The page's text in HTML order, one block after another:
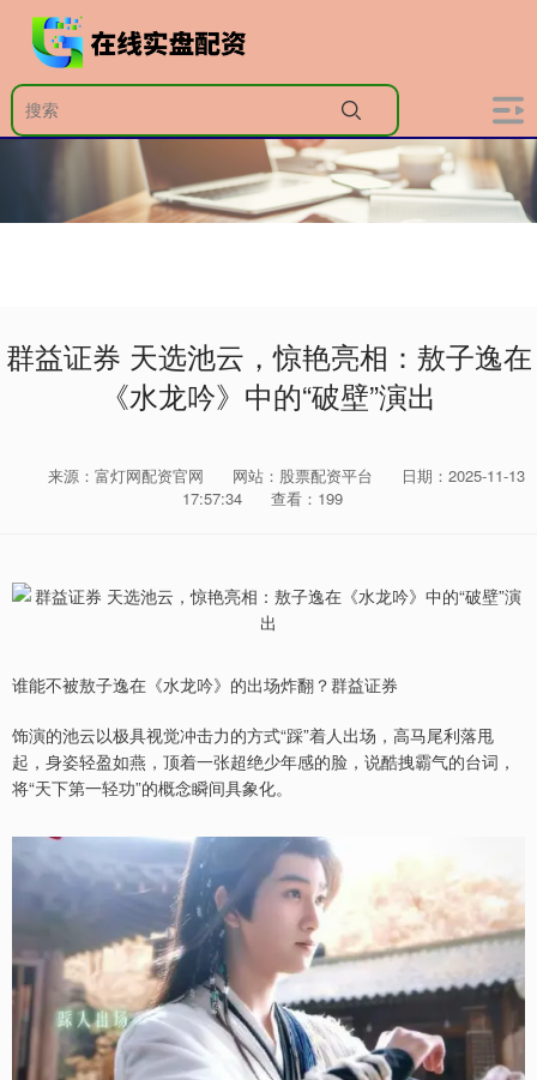
群益证券 天选池云，惊艳亮相：敖子逸在
《水龙吟》中的“破壁”演出
来源：富灯网配资官网 网站：股票配资平台
日期：2025-11-13
17:57:34
查看：199
谁能不被敖子逸在《水龙吟》的出场炸翻？群益证券
饰演的池云以极具视觉冲击力的方式“踩”着人出场，高马尾利落甩
起，身姿轻盈如燕，顶着一张超绝少年感的脸，说酷拽霸气的台词，
将“天下第一轻功”的概念瞬间具象化。